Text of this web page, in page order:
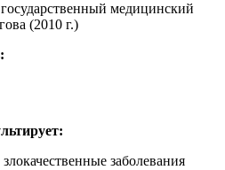
медицинский
(2010 г.)
заболевания